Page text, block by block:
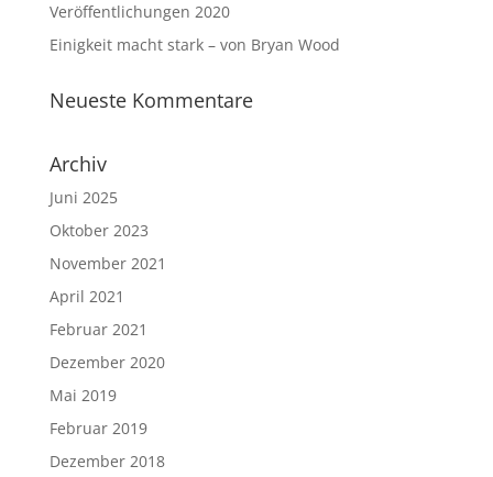
Veröffentlichungen 2020
Einigkeit macht stark – von Bryan Wood
Neueste Kommentare
Archiv
Juni 2025
Oktober 2023
November 2021
April 2021
Februar 2021
Dezember 2020
Mai 2019
Februar 2019
Dezember 2018